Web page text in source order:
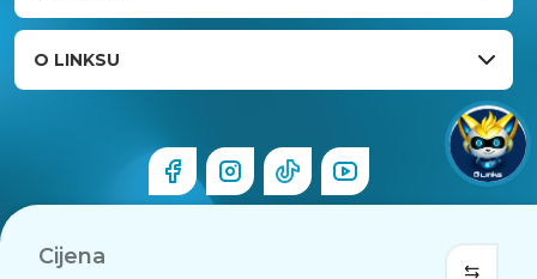
Cijena
O LINKSU